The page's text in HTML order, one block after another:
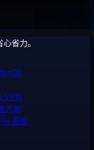
省力。
VPN
方案
面板